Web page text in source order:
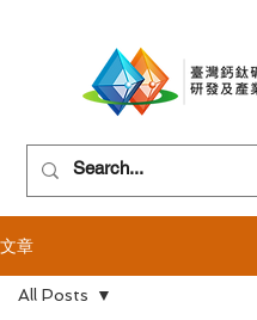
文章
All Posts